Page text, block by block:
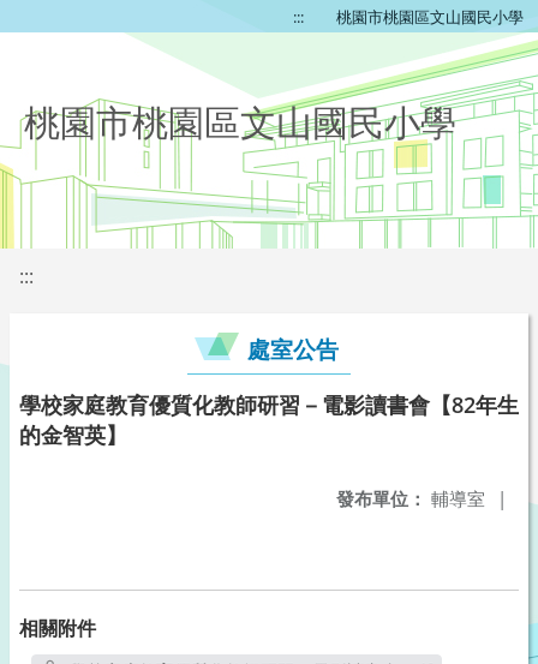
::: 桃園市桃園區文山國民小學
桃園市桃園區文山國民小學
:::
處室公告
學校家庭教育優質化教師研習－電影讀書會【82年生
的金智英】
發布單位： 輔導室 |
相關附件